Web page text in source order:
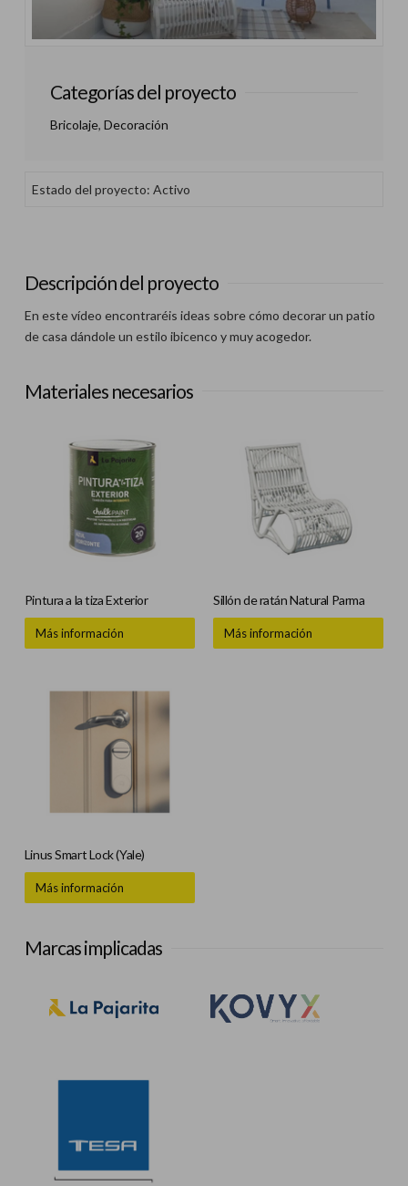
Categorías del proyecto
Bricolaje, Decoración
Estado del proyecto: Activo
Descripción del proyecto
En este vídeo encontraréis ideas sobre cómo decorar un patio
de casa dándole un estilo ibicenco y muy acogedor.
Materiales necesarios
Pintura a la tiza Exterior
Más información
Sillón de ratán Natural Parma
Más información
Linus Smart Lock (Yale)
Más información
Marcas implicadas